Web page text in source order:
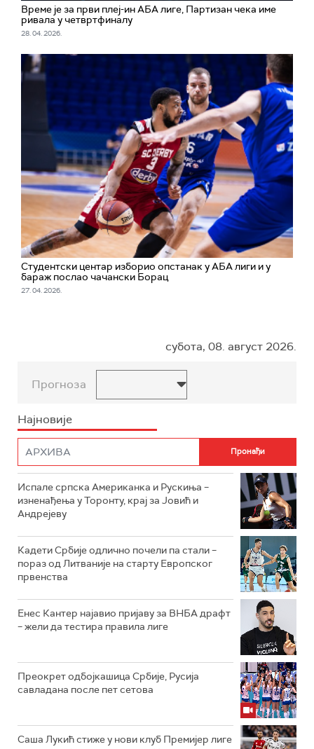
Време је за први плеј-ин АБА лиге, Партизан чека име
ривала у четвртфиналу
28. 04. 2026.
Студентски центар изборио опстанак у АБА лиги и у
бараж послао чачански Борац
27. 04. 2026.
субота, 08. август 2026.
Прогноза
Најновије
Испале српска Американка и Рускиња –
изненађења у Торонту, крај за Јовић и
Андрејеву
Кадети Србије одлично почели па стали –
пораз од Литваније на старту Европског
првенства
Енес Кантер најавио пријаву за ВНБА драфт
– жели да тестира правила лиге
Преокрет одбојкашица Србије, Русија
савладана после пет сетова
Саша Лукић стиже у нови клуб Премијер лиге